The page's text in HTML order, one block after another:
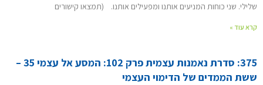
שלילי. שני כוחות המניעים אותנו ומפעילים אותנו. (תמצאו קישורים
קרא עוד »
375: סדרת נאמנות עצמית פרק 102: המסע אל עצמי 35 –
ששת הממדים של הדימוי העצמי